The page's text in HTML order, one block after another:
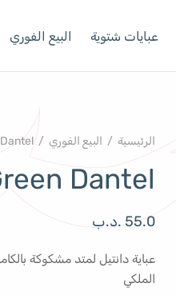
عبايات شتوية البيع الفوري
الرئيسية / البيع الفوري /
Green Dantel
Dantel
55.0 .د.ب
عباية دانتيل لمتد مشكوكة
الملكي